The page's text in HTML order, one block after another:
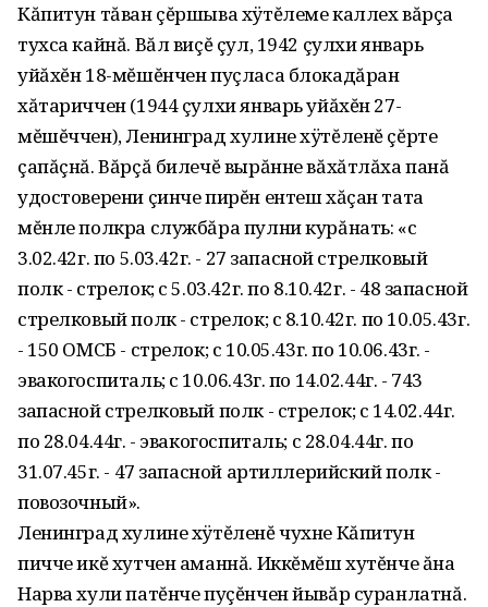
Кăпитун тăван çĕршыва хÿтĕлеме каллех вăрçа
тухса кайнă. Вăл виçĕ çул, 1942 çулхи январь
уйăхĕн 18-мĕшĕнчен пуçласа блокадăран
хăтариччен (1944 çулхи январь уйăхĕн 27-
мĕшĕччен), Ленинград хулине хÿтĕленĕ çĕрте
çапăçнă. Вăрçă билечĕ вырăнне вăхăтлăха панă
удостоверени çинче пирĕн ентеш хăçан тата
мĕнле полкра службăра пулни курăнать: «с
3.02.42г. по 5.03.42г. - 27 запасной стрелковый
полк - стрелок; с 5.03.42г. по 8.10.42г. - 48 запасной
стрелковый полк - стрелок; с 8.10.42г. по 10.05.43г.
- 150 ОМСБ - стрелок; с 10.05.43г. по 10.06.43г. -
эвакогоспиталь; с 10.06.43г. по 14.02.44г. - 743
запасной стрелковый полк - стрелок; с 14.02.44г.
по 28.04.44г. - эвакогоспиталь; с 28.04.44г. по
31.07.45г. - 47 запасной артиллерийский полк -
повозочный».
Ленинград хулине хÿтĕленĕ чухне Кăпитун
пичче икĕ хутчен аманнă. Иккĕмĕш хутĕнче ăна
Нарва хули патĕнче пуçĕнчен йывăр суранлатнă.